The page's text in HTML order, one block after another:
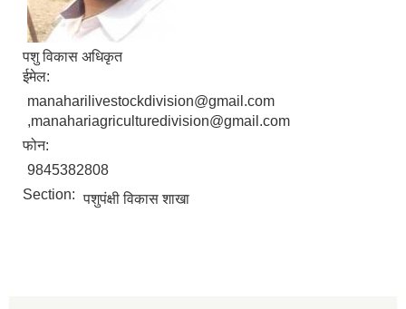
पशु विकास अधिकृत
ईमेल:
manaharilivestockdivision@gmail.com
,manahariagriculturedivision@gmail.com
फोन:
9845382808
Section: पशुपंक्षी विकास शाखा